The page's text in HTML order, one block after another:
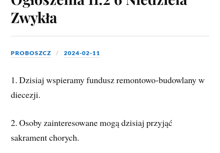
Zwykła
PROBOSZCZ 2024-02-11
1. Dzisiaj wspieramy fundusz remontowo-budowlany w
diecezji.
2. Osoby zainteresowane mogą dzisiaj przyjąć
sakrament chorych.